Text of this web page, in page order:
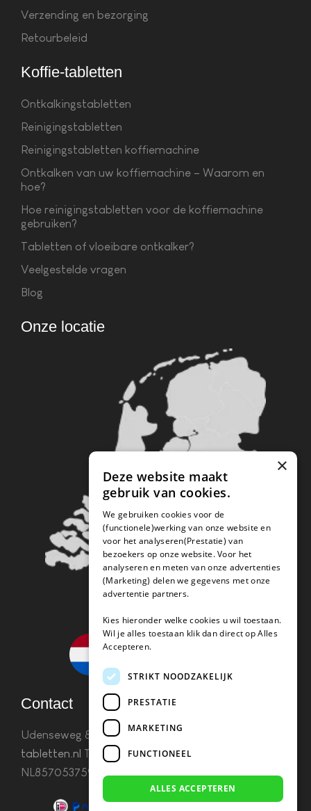
Verzending en bezorging
Retourbeleid
Koffie-tabletten
Ontkalkingstabletten
Reinigingstabletten
Reinigingstabletten koffiemachine
Ontkalken van uw koffiemachine – Waarom en
hoe?
Hoe reinigingstabletten voor de koffiemachine
gebruiken?
Tabletten of vloeibare ontkalker?
Veelgestelde vragen
Blog
Onze locatie
Contact
Udenseweg 8B 5405 PA Udeninfo(@)koffie-
tabletten.nl Tel. 085 782 5578KvK 67529623 Btw:
NL857053759B01
×
Deze website maakt
gebruik van cookies.
We gebruiken cookies voor de
(functionele)werking van onze website en
voor het analyseren(Prestatie) van
bezoekers op onze website. Voor het
analyseren en meten van onze advertenties
(Marketing) delen we gegevens met onze
advertentie partners.
Kies hieronder welke cookies u wil toestaan.
Wil je alles toestaan klik dan direct op Alles
Accepteren.
STRIKT NOODZAKELIJK
PRESTATIE
MARKETING
FUNCTIONEEL
ALLES ACCEPTEREN